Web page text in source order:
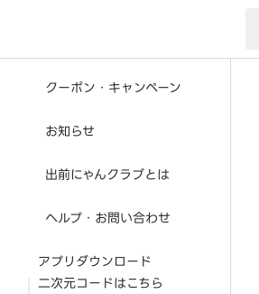
クーポン・キャンペーン
お知らせ
出前にゃんクラブとは
ヘルプ・お問い合わせ
アプリダウンロード
二次元コードはこちら